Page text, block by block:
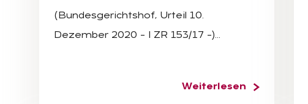
(Bundesgerichtshof, Urteil 10.
Dezember 2020 – I ZR 153/17 –)…
Weiterlesen